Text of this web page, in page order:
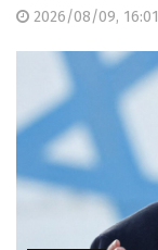
2026/08/09, 16:01